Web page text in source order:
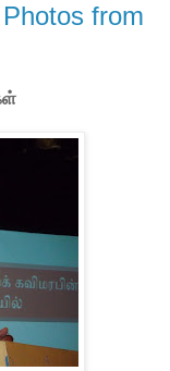
from